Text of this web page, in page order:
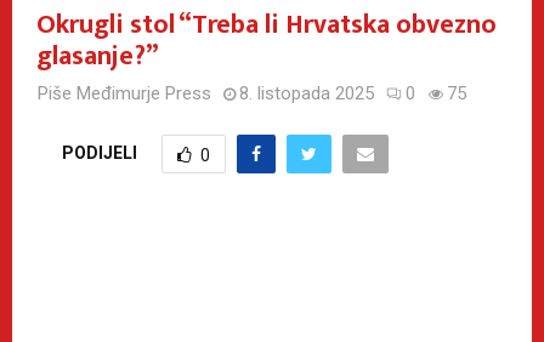
Okrugli stol “Treba li Hrvatska obvezno
glasanje?”
Piše Međimurje Press 8. listopada 2025 0 75
PODIJELI 0